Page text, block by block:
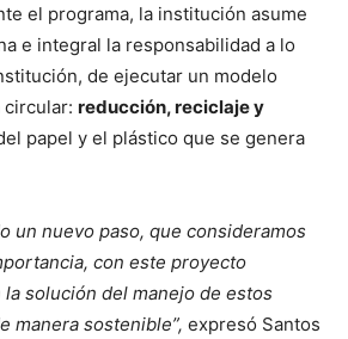
el programa, la institución asume
e integral la responsabilidad a lo
de ejecutar un modelo
circular: reducción, reciclaje y
papel y el plástico que se genera
un nuevo paso, que consideramos
con este proyecto
solución del manejo de estos
manera sostenible”, expresó Santos